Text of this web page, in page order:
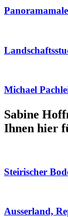
Michael
Sabine
Ihnen hier
Steirischer
Ausserland,